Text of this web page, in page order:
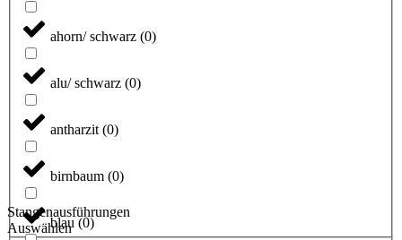
ahorn/ schwarz (0)
alu/ schwarz (0)
antharzit (0)
birnbaum (0)
blau (0)
Stangenausführungen
Auswählen